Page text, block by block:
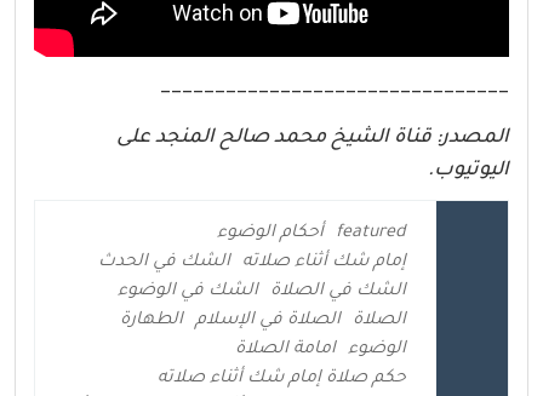
________________________________
المصدر: قناة الشيخ محمد صالح المنجد على
اليوتيوب.
featured
أحكام الوضوء
إمام شك أثناء صلاته
الشك في الحدث
الشك في الصلاة
الشك في الوضوء
الصلاة
الصلاة في الإسلام
الطهارة
الوضوء
امامة الصلاة
حكم صلاة إمام شك أثناء صلاته